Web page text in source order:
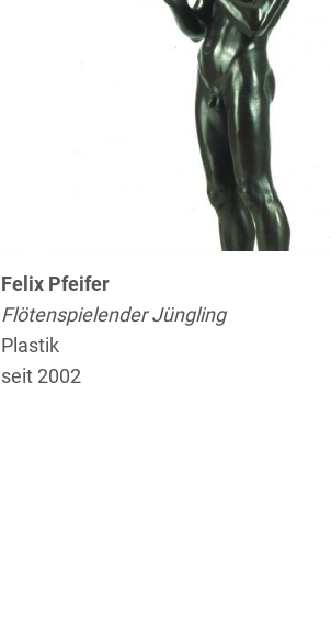
Felix Pfeifer
Flötenspielender Jüngling
Plastik
seit 2002